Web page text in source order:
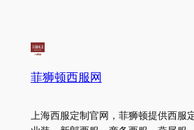
菲狮顿西服网
上海西服定制官网，菲狮顿提供西服